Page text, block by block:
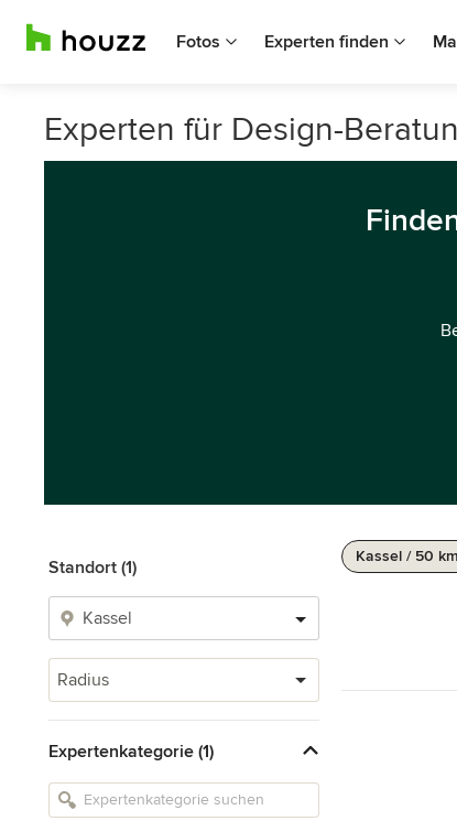
Fotos Experten finden
Experten für Design-
Standort (1)
Radius
Expertenkategorie (1)
Kassel / 50 km